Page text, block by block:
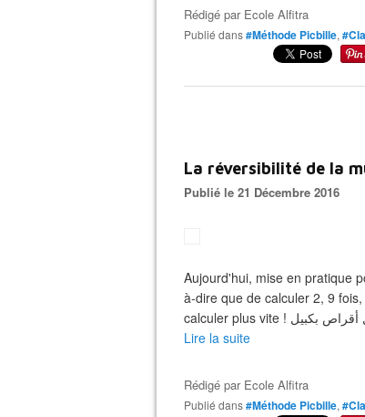
Rédigé par Ecole Alfitra
Publié dans#Méthode Picbille,
La réversibilité de la
Publié le 21 Décembre 2016
Aujourd'hui, mise en pratique
à-dire que de calculer 2, 9
Lire la suite
Rédigé par Ecole Alfitra
Publié dans#Méthode Picbille,